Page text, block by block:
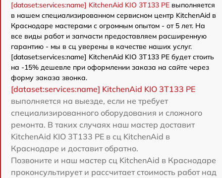
[dataset:services:name] KitchenAid KIO 3T133 PE выполняется
в нашем специализированном сервисном центр KitchenAid в
Краснодаре мастерами с огромным опытом - от 5 лет. На
все виды работ и запчасти предоставляем расширенную
гарантию - мы в сц уверены в качестве наших услуг.
[dataset:services:name] KitchenAid KIO 3T133 PE будет стоить
на -15% дешевле при оформлении заказа на сайте через
форму заказа звонка.
[dataset:services:name] KitchenAid KIO 3T133 PE
выполняется на выезде, если не требует
специализированного оборудования и сложного
ремонта. В таких случаях наш мастер доставит
KitchenAid KIO 3T133 PE в сц KitchenAid в
Краснодаре и доставит обратно.
Позвоните и наш мастер сц KitchenAid в Краснодаре
проконсультирует и рассчитает стоимость работ над